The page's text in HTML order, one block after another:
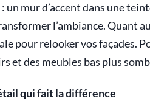
un mur d’accent dans une
l’ambiance. Quant
pour relooker vos façades.
et des meubles bas plus
qui fait la différence